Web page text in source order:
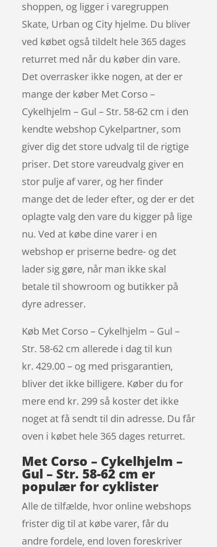
shoppen, og ligger i varegruppen
Skate, Urban og City hjelme. Du bliver
ved købet også tildelt hele 365 dages
returret med når du køber din vare.
Det overrasker ikke nogen, at der er
mange der køber Met Corso –
Cykelhjelm – Gul – Str. 58-62 cm i den
kendte webshop Cykelpartner, som
giver dig det store udvalg til de rigtige
priser. Det store vareudvalg giver en
stor pulje af varer, og her finder
mange det de leder efter, og der er det
oplagte valg den vare du kigger på lige
nu. Ved at købe dine varer i en
webshop er priserne bedre- og det
lader sig gøre, når man ikke skal
betale til showroom og butikker på
dyre adresser.
Køb Met Corso – Cykelhjelm – Gul –
Str. 58-62 cm allerede i dag til kun
kr. 429.00 – og med prisgarantien,
bliver det ikke billigere. Køber du for
mere end kr. 299 så koster det ikke
noget at få sendt til din adresse. Du får
oven i købet hele 365 dages returret.
Met Corso – Cykelhjelm –
Gul – Str. 58-62 cm er
populær for cyklister
Alle de tilfælde, hvor online webshops
frister dig til at købe varer, får du
andre fordele, end loven foreskriver